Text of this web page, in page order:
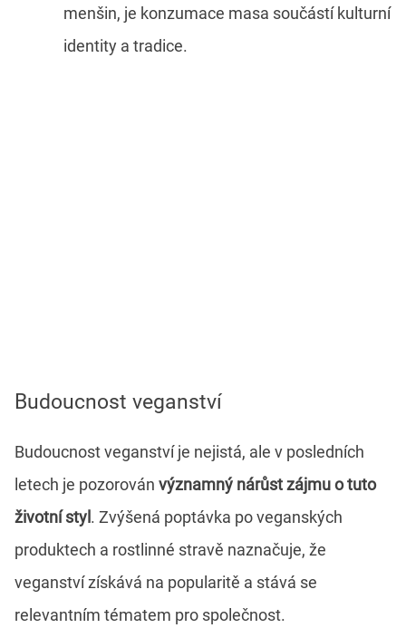
menšin, je konzumace masa součástí kulturní
identity a tradice.
Budoucnost veganství
Budoucnost veganství je nejistá, ale v posledních
letech je pozorován významný nárůst zájmu o tuto
životní styl. Zvýšená poptávka po veganských
produktech a rostlinné stravě naznačuje, že
veganství získává na popularitě a stává se
relevantním tématem pro společnost.